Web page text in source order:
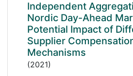
Independent
Nordic Day-Ahead
Potential Impact of
Supplier
Mechanisms
(2021)